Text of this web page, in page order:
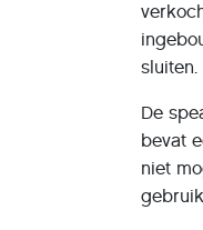
sluiten.
De
bevat
niet